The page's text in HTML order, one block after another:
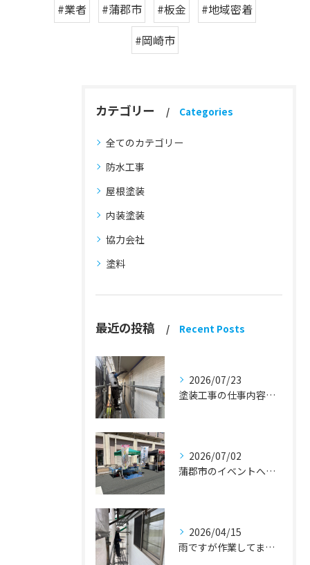
#業者
#蒲郡市 #板金
#地域密着
#岡崎市
カテゴリー Categories
全てのカテゴリー
防水工事
屋根塗装
内装塗装
協力会社
塗料
最近の投稿 Recent Posts
2026/07/23
塗装工事の仕事内容『蒲郡市・岡崎市 外壁塗装・屋根塗装・雨漏り修理』
2026/07/02
蒲郡市のイベントへ出店しました！『外壁塗装・屋根塗装・雨漏り修理』
2026/04/15
雨ですが作業してます！『蒲郡市・岡崎市 外壁塗装・屋根塗装・雨漏り修理』